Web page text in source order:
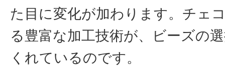
た目に変化が加わります。チェ
る豊富な加工技術が、ビーズの
くれているのです。